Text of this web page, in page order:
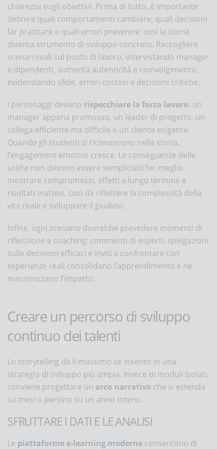
chiarezza sugli obiettivi. Prima di tutto, è importante
definire quali comportamenti cambiare, quali decisioni
far praticare e quali errori prevenire: così la storia
diventa strumento di sviluppo concreto. Raccogliere
scenari reali sul posto di lavoro, intervistando manager
e dipendenti, aumenta autenticità e coinvolgimento,
evidenziando sfide, errori costosi e decisioni critiche.
I personaggi devono rispecchiare la forza lavoro: un
manager appena promosso, un leader di progetto, un
collega efficiente ma difficile o un cliente esigente.
Quando gli studenti si riconoscono nella storia,
l’engagement emotivo cresce. Le conseguenze delle
scelte non devono essere semplicistiche: meglio
mostrare compromessi, effetti a lungo termine e
risultati inattesi, così da riflettere la complessità della
vita reale e sviluppare il giudizio.
Infine, ogni scenario dovrebbe prevedere momenti di
riflessione e coaching: commenti di esperti, spiegazioni
sulle decisioni efficaci e inviti a confrontare con
esperienze reali consolidano l’apprendimento e ne
massimizzano l’impatto.
Creare un percorso di sviluppo
continuo dei talenti
Lo storytelling dà il massimo se inserito in una
strategia di sviluppo più ampia. Invece di moduli isolati,
conviene progettare un arco narrativo che si estenda
su mesi o persino su un anno intero.
SFRUTTARE I DATI E LE ANALISI
Le piattaforme e-learning moderne consentono di